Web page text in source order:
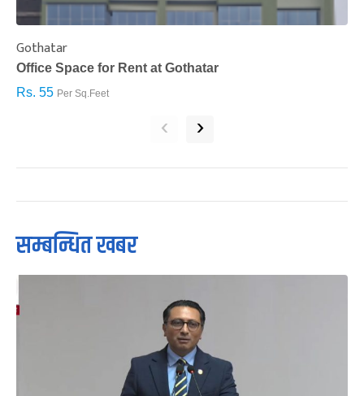
Gothatar
Office Space for Rent at Gothatar
Rs. 55 Per Sq.Feet
‹ ›
सम्बन्धित खबर